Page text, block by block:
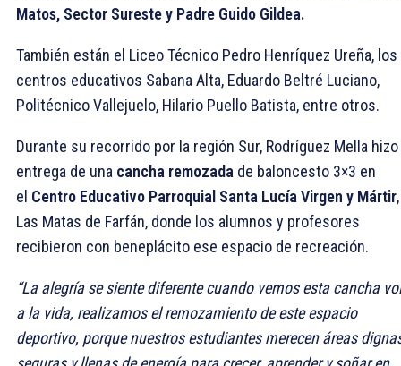
Matos, Sector Sureste y Padre Guido Gildea.
También están el Liceo Técnico Pedro Henríquez Ureña, los
centros educativos Sabana Alta, Eduardo Beltré Luciano,
Politécnico Vallejuelo, Hilario Puello Batista, entre otros.
Durante su recorrido por la región Sur, Rodríguez Mella hizo
entrega de una cancha remozada de baloncesto 3×3 en
el Centro Educativo Parroquial Santa Lucía Virgen y Mártir
Las Matas de Farfán, donde los alumnos y profesores
recibieron con beneplácito ese espacio de recreación.
“La alegría se siente diferente cuando vemos esta cancha
a la vida, realizamos el remozamiento de este espacio
deportivo, porque nuestros estudiantes merecen áreas